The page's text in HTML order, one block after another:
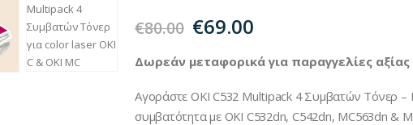
€80.00 Original
was:
€69.00
τιμή
€69.00.
Δωρεάν μεταφορικά για παραγγελίες
Αγοράστε OKI C532 Multipack 4 Συμβατών Τόνερ
συμβατότητα με OKI C532dn, C542dn, MC563dn &